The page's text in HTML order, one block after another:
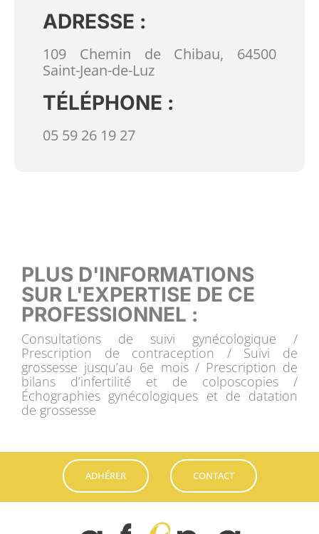
ADRESSE :
109 Chemin de Chibau, 64500
Saint-Jean-de-Luz
TÉLÉPHONE :
05 59 26 19 27
PLUS D'INFORMATIONS
SUR L'EXPERTISE DE CE
PROFESSIONNEL :
Consultations de suivi gynécologique /
Prescription de contraception / Suivi de
grossesse jusqu’au 6e mois / Prescription de
bilans d’infertilité et de colposcopies /
Échographies gynécologiques et de datation
de grossesse
ADHÉRER CONTACT